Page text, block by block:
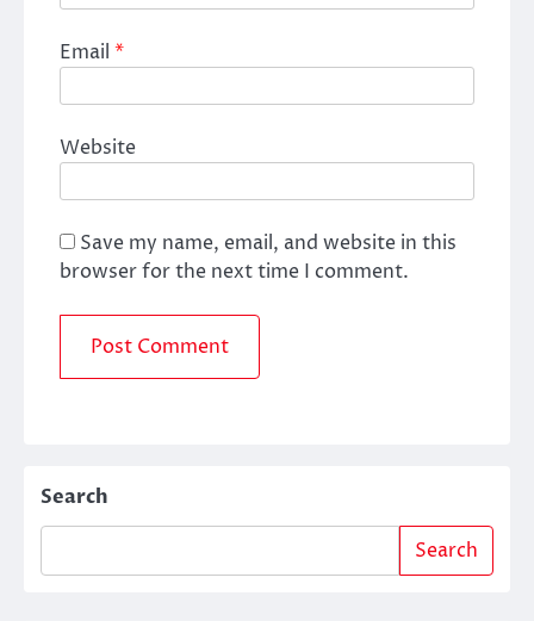
Email *
Website
Save my name, email, and website in this
browser for the next time I comment.
Search
Search